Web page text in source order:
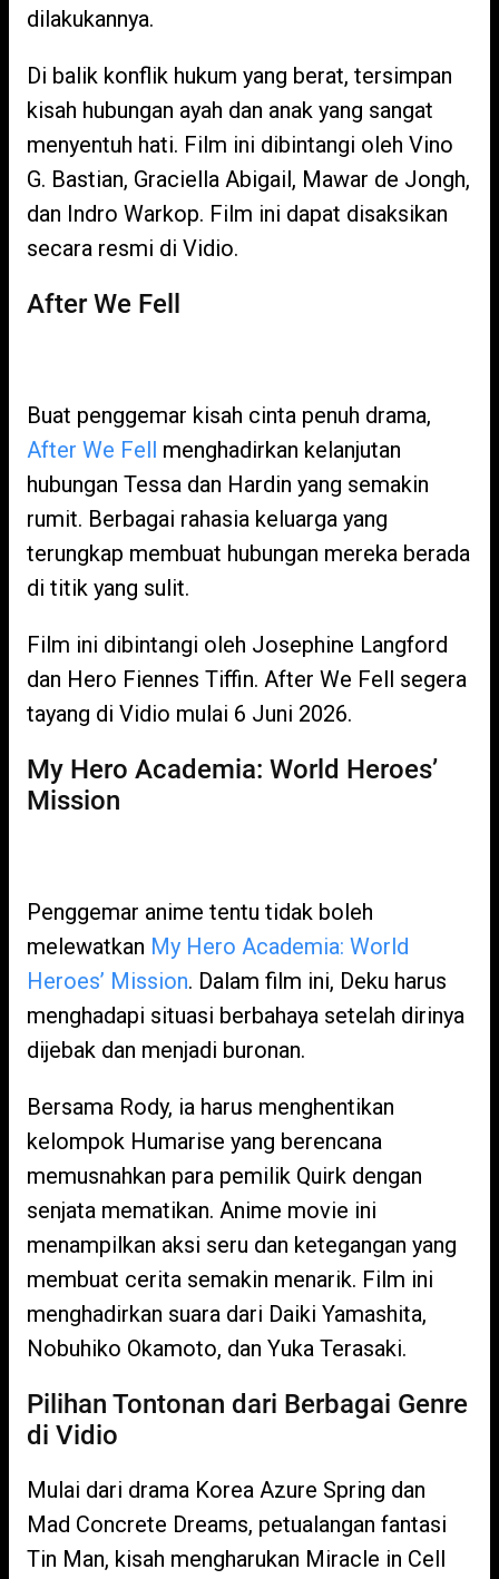
dilakukannya.
Di balik konflik hukum yang berat, tersimpan
kisah hubungan ayah dan anak yang sangat
menyentuh hati. Film ini dibintangi oleh Vino
G. Bastian, Graciella Abigail, Mawar de Jongh,
dan Indro Warkop. Film ini dapat disaksikan
secara resmi di Vidio.
After We Fell
Buat penggemar kisah cinta penuh drama,
After We Fell menghadirkan kelanjutan
hubungan Tessa dan Hardin yang semakin
rumit. Berbagai rahasia keluarga yang
terungkap membuat hubungan mereka berada
di titik yang sulit.
Film ini dibintangi oleh Josephine Langford
dan Hero Fiennes Tiffin. After We Fell segera
tayang di Vidio mulai 6 Juni 2026.
My Hero Academia: World Heroes’
Mission
Penggemar anime tentu tidak boleh
melewatkan My Hero Academia: World
Heroes’ Mission. Dalam film ini, Deku harus
menghadapi situasi berbahaya setelah dirinya
dijebak dan menjadi buronan.
Bersama Rody, ia harus menghentikan
kelompok Humarise yang berencana
memusnahkan para pemilik Quirk dengan
senjata mematikan. Anime movie ini
menampilkan aksi seru dan ketegangan yang
membuat cerita semakin menarik. Film ini
menghadirkan suara dari Daiki Yamashita,
Nobuhiko Okamoto, dan Yuka Terasaki.
Pilihan Tontonan dari Berbagai Genre
di Vidio
Mulai dari drama Korea Azure Spring dan
Mad Concrete Dreams, petualangan fantasi
Tin Man, kisah mengharukan Miracle in Cell